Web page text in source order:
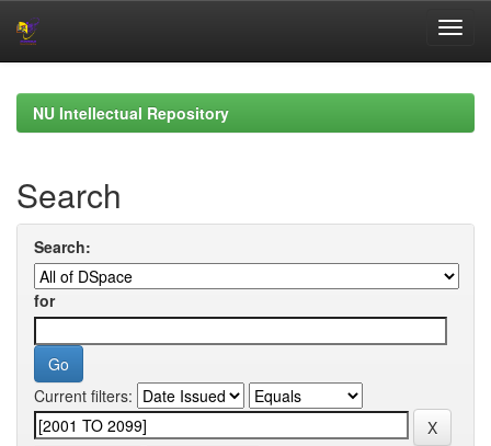
navigationNU Intellectual Repository
Search
Search:
for
Current filters: